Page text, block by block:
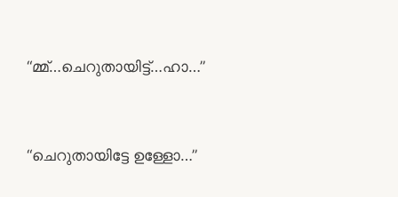
“മ്മ്…ചെറുതായിട്ട്…ഹാ…”
“ചെറുതായിട്ടേ ഉള്ളോ…”